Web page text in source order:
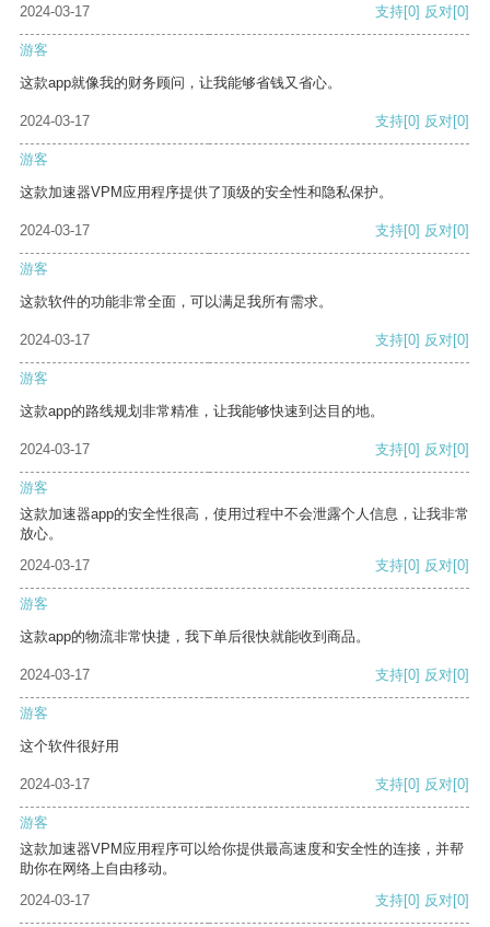
2024-03-17 支持[0] 反对[0]
游客
这款app就像我的财务顾问，让我能够省钱又省心。
2024-03-17 支持[0] 反对[0]
游客
这款加速器VPM应用程序提供了顶级的安全性和隐私保护。
2024-03-17 支持[0] 反对[0]
游客
这款软件的功能非常全面，可以满足我所有需求。
2024-03-17 支持[0] 反对[0]
游客
这款app的路线规划非常精准，让我能够快速到达目的地。
2024-03-17 支持[0] 反对[0]
游客
这款加速器app的安全性很高，使用过程中不会泄露个人信息，让我非常
放心。
2024-03-17
支持[0] 反对[0]
游客
这款app的物流非常快捷，我下单后很快就能收到商品。
2024-03-17 支持[0] 反对[0]
游客
这个软件很好用
2024-03-17 支持[0] 反对[0]
游客
这款加速器VPM应用程序可以给你提供最高速度和安全性的连接，并帮
助你在网络上自由移动。
2024-03-17
支持[0] 反对[0]